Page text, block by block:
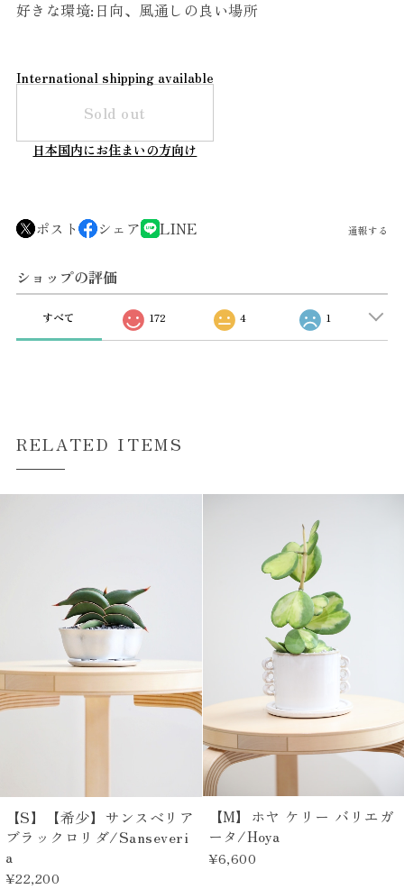
好きな環境:日向、風通しの良い場所
International shipping available
Sold out
日本国内にお住まいの方向け
ポスト シェア LINE 通報する
ショップの評価
すべて 172 4 1
RELATED ITEMS
【S】【希少】サンスベリア
ブラックロリダ/Sanseveri
a
¥22,200
【M】ホヤ ケリー バリエガ
ータ/Hoya
¥6,600